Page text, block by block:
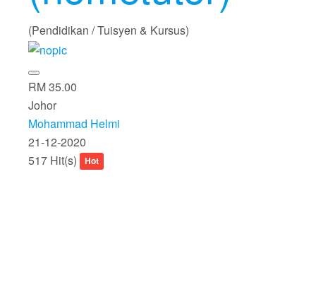
(Pendidikan / Tuisyen & Kursus)
RM 35.00
Johor
Mohammad Helmi
21-12-2020
517 Hit(s)
Hot